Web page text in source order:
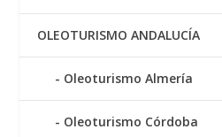
OLEOTURISMO ANDALUCÍA
Oleoturismo Almería
Oleoturismo Córdoba